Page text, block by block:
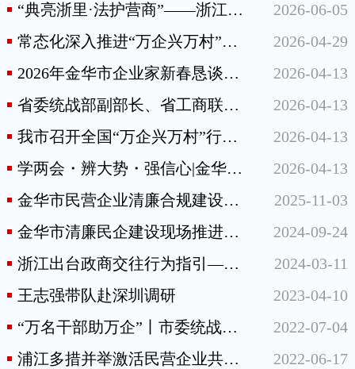
“典亮浙里·法护营商”——浙江省 2026年“民法典宣传月”现场交流活动在金华举行
2026-06-05
常态化深入推进“万企兴万村”行动部署会在义乌召开 高云龙讲话 廉毅敏致
2026-04-29
2026年金华市企业家新春恳谈活动举行
2026-04-13
省委统战部副部长、省工商联党组书记郑敏强来金开展专题调研
2026-04-13
我市召开全国“万企兴万村”行动部署会筹备工作协调会
2026-04-13
学两会・辨大势・强信心|金华市工商联2026年全国两会精神学习暨宏观经济形势报告会召开
2026-04-13
金华市民营企业清廉合规建设现场推进会在永康召开
2025-11-03
金华市清廉民企建设现场推进会在兰溪召开
2024-09-24
浙江出台政商交往行为指引——三张清单，推动构建亲清政商关系
2024-03-11
王志强带队赴深圳调研
2023-04-10
“万名干部助万企”丨市委统战部助企服务员深入民企开展精准服务
2022-07-04
浦江多措并举激活民营企业共富活力
2022-06-17